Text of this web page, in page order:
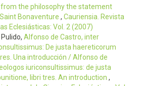
the philosophy the statement
Saint Bonaventure , Cauriensia. Revista
Eclesiásticas: Vol. 2 (2007)
Alfonso de Castro, inter
De justa haereticorum
Una introducción / Alfonso de
iuriconsultissimus: de justa
libri tres. An introduction ,